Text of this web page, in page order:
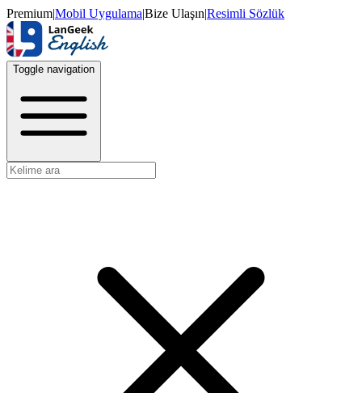
Premium|Mobil Uygulama|Bize Ulaşın|Resimli Sözlük
Toggle navigation